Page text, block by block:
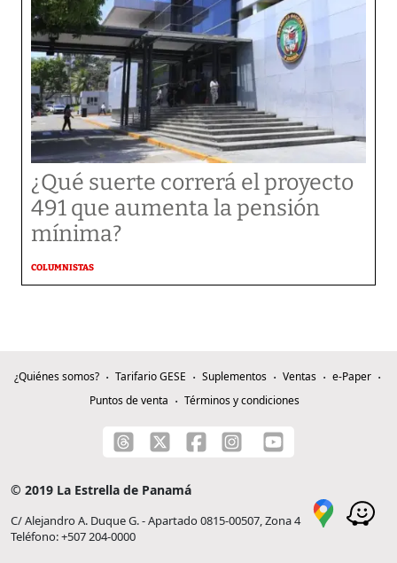
¿Qué suerte correrá el proyecto
491 que aumenta la pensión
mínima?
COLUMNISTAS
¿Quiénes somos? Tarifario GESE Suplementos Ventas
e-Paper
Puntos de venta
Términos y condiciones
© 2019 La Estrella de Panamá
C/ Alejandro A. Duque G. - Apartado 0815-00507, Zona 4
Teléfono: +507 204-0000